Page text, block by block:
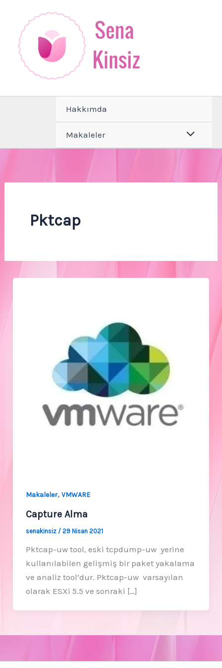
Hakkımda
Makaleler
Pktcap
Makaleler, VMWARE
Capture Alma
senakinsiz / 29 Nisan 2021
Pktcap-uw tool, eski tcpdump-uw yerine
kullanılabilen gelişmiş bir paket yakalama
ve analiz tool’dur. Pktcap-uw varsayılan
olarak ESXi 5.5 ve sonraki […]